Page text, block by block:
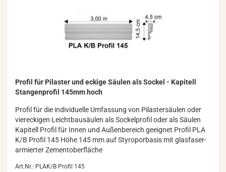
Pro­fil für Pi­las­ter und ecki­ge Säu­len als So­ckel - Ka­pi­tell
Stan­gen­pro­fil 145mm hoch
Pro­fil für die in­di­vi­du­el­le Um­fas­sung von Pi­las­ter­säu­len oder
vier­ecki­gen Leicht­bau­säu­len als So­ckel­pro­fil oder als Säu­len
Ka­pi­tell Pro­fil für Innen und Au­ßen­be­reich ge­eig­net Pro­fil PLA
K/B Pro­fil 145 Höhe 145 mm auf Sty­ro­por­ba­sis mit glas­fa­ser­
ar­mier­ter Ze­ment­ober­flä­che
Art.Nr.: PLAK/B Profil 145